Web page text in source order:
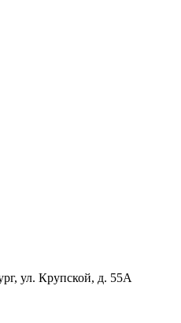
ул. Крупской, д. 55А